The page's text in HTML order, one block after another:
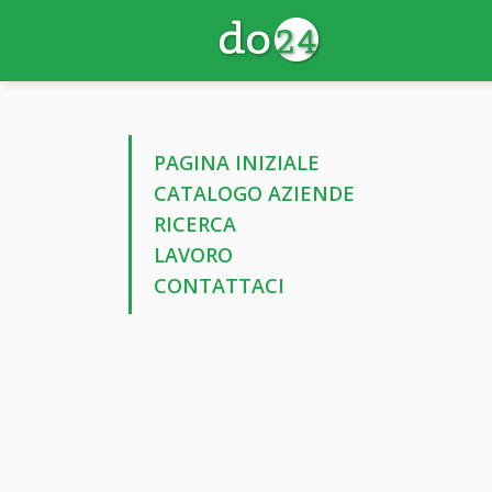
PAGINA INIZIALE
CATALOGO AZIENDE
RICERCA
LAVORO
CONTATTACI